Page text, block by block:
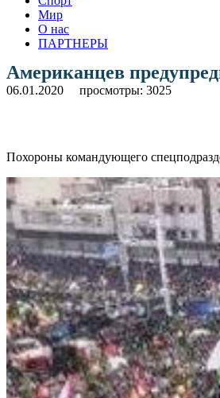
Мир
О нас
ПАРТНЕРЫ
Американцев
06.01.2020 просмотры: 3025
Похороны командующего